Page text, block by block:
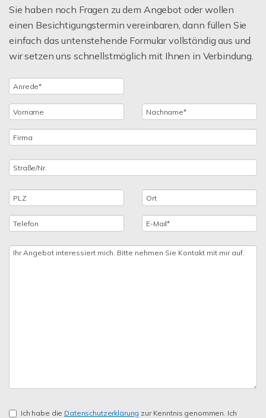
Sie haben noch Fragen zu dem Angebot oder wollen
einen Besichtigungstermin vereinbaren, dann füllen Sie
einfach das untenstehende Formular vollständig aus und
wir setzen uns schnellstmöglich mit Ihnen in Verbindung.
Ich habe die Datenschutzerklärung zur Kenntnis genommen. Ich